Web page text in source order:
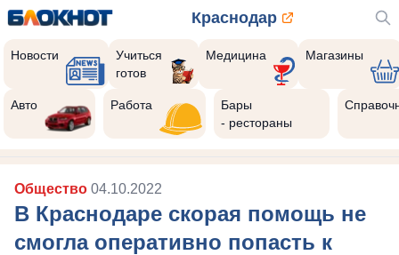
Краснодар
Новости
Учиться
готов
Медицина Магазины
Авто Работа
Бары
- рестораны
Общество 04.10.2022
В Краснодаре скорая помощь не
смогла оперативно попасть к